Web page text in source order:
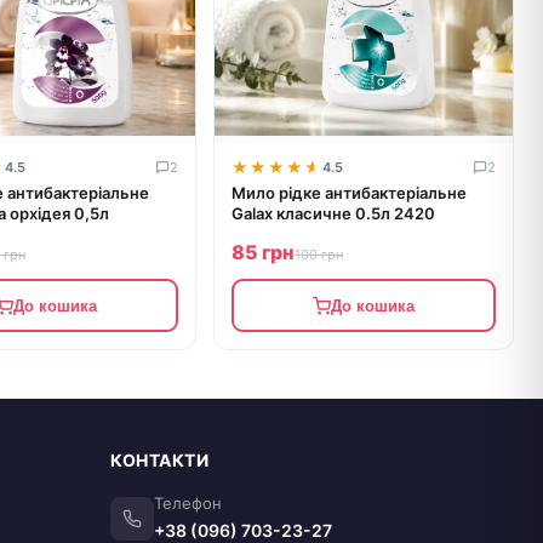
4.5 2
антибактеріальне
орхідея 0,5л
грн
До кошика
★★★★★
★★★★★ 4.5 2
Мило рідке антибактеріальне
Galax класичне 0.5л 2420
85 грн100 грн
До кошика
КОНТАКТИ
Телефон
+38 (096) 703-23-27